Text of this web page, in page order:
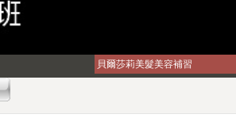
貝爾莎莉美髮美容補習